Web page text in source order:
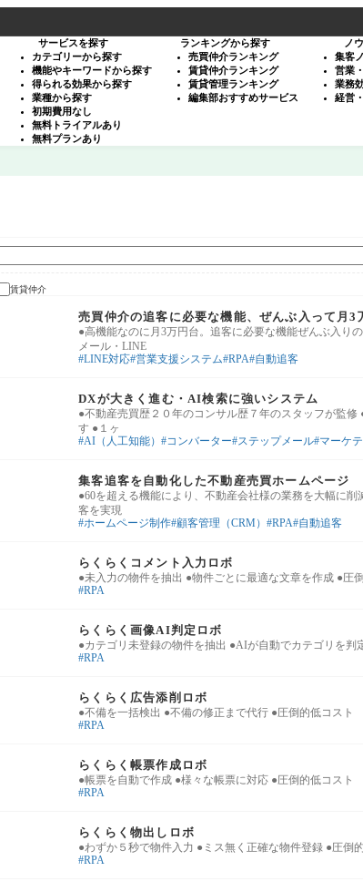
サービスを探す
カテゴリーから探す
機能やキーワードから探す
得られる効果から探す
業種から探す
初期費用なし
無料トライアルあり
無料プランあり
ランキングから探す
売買仲介ランキング
賃貸仲介ランキング
賃貸管理ランキング
編集部おすすめサービス
ノ
集客
営業
業務
経営
賃貸仲介
反響対応・商談支援
売買仲介の追客に必要な機能、ぜんぶ入って月3
●高機能なのに月3万円台。追客に必要な機能ぜんぶ入り
メール・LINE
LINE対応 営業支援システム RPA 自動追客
DXが大きく進む・AI検索に強いシステム
●不動産売買歴２０年のコンサル歴７年のスタッフが監
す ●１ヶ
AI（人工知能） コンバーター ステップメール マーケ
集客追客を自動化した不動産売買ホームページ
●60を超える機能により、不動産会社様の業務を大幅に
客を実現
ホームページ制作 顧客管理（CRM） RPA 自動追客
らくらくコメント入力ロボ
●未入力の物件を抽出 ●物件ごとに最適な文章を作成 ●圧
RPA
らくらく画像AI判定ロボ
●カテゴリ未登録の物件を抽出 ●AIが自動でカテゴリを判
RPA
らくらく広告添削ロボ
●不備を一括検出 ●不備の修正まで代行 ●圧倒的低コスト
RPA
らくらく帳票作成ロボ
●帳票を自動で作成 ●様々な帳票に対応 ●圧倒的低コスト
RPA
らくらく物出しロボ
●わずか５秒で物件入力 ●ミス無く正確な物件登録 ●圧倒
RPA